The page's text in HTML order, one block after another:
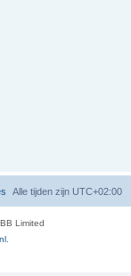
Alle tijden zijn UTC+02:00
Limited